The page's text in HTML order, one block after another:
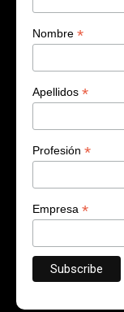
Nombre *
Apellidos *
Profesión *
Empresa *